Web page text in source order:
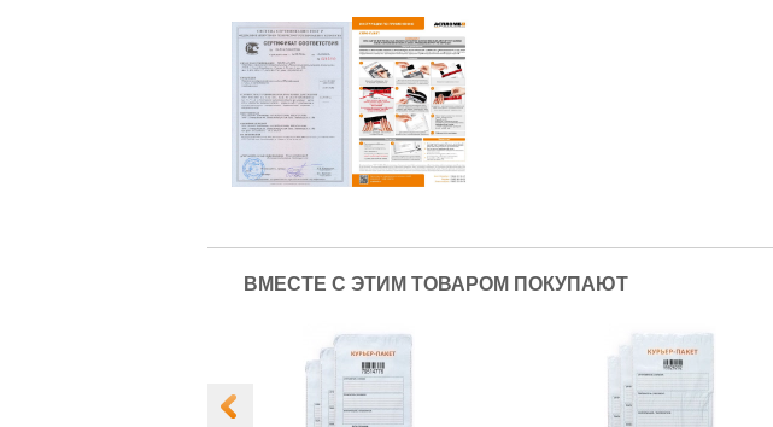
ВМЕСТЕ С ЭТИМ ТОВАРОМ ПОКУПАЮТ